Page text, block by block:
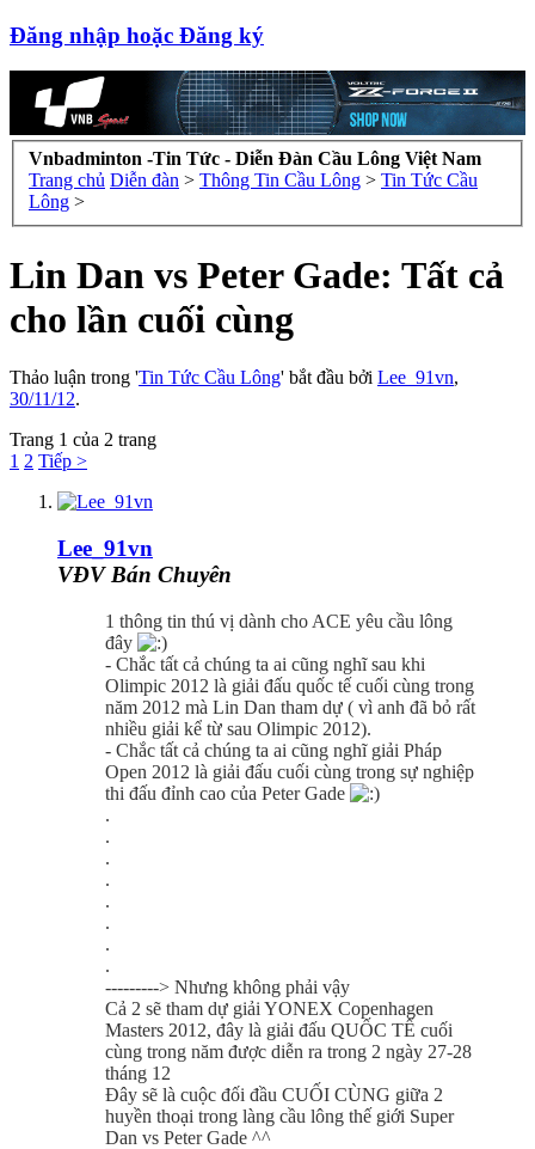
Đăng nhập hoặc Đăng ký
Vnbadminton -Tin Tức - Diễn Đàn Cầu Lông Việt Nam
Trang chủ Diễn đàn > Thông Tin Cầu Lông > Tin Tức Cầu
Lông >
Lin Dan vs Peter Gade: Tất cả
cho lần cuối cùng
Thảo luận trong 'Tin Tức Cầu Lông' bắt đầu bởi Lee_91vn,
30/11/12.
Trang 1 của 2 trang
1 2 Tiếp >
Lee_91vn
VĐV Bán Chuyên
1 thông tin thú vị dành cho ACE yêu cầu lông
đây
- Chắc tất cả chúng ta ai cũng nghĩ sau khi
Olimpic 2012 là giải đấu quốc tế cuối cùng trong
năm 2012 mà Lin Dan tham dự ( vì anh đã bỏ rất
nhiều giải kể từ sau Olimpic 2012).
- Chắc tất cả chúng ta ai cũng nghĩ giải Pháp
Open 2012 là giải đấu cuối cùng trong sự nghiệp
thi đấu đỉnh cao của Peter Gade
.
.
.
.
.
.
.
.
---------> Nhưng không phải vậy
Cả 2 sẽ tham dự giải YONEX Copenhagen
Masters 2012, đây là giải đấu QUỐC TẾ cuối
cùng trong năm được diễn ra trong 2 ngày 27-28
tháng 12
Đây sẽ là cuộc đối đầu CUỐI CÙNG giữa 2
huyền thoại trong làng cầu lông thế giới Super
Dan vs Peter Gade ^^